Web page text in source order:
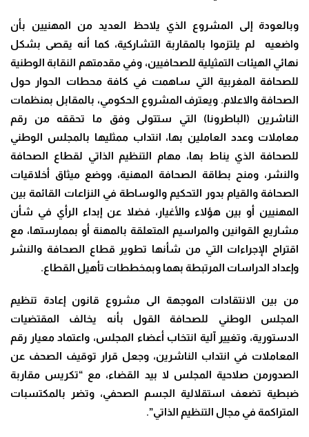
وبالعودة إلى المشروع الذي يلاحظ العديد من المهنيين بأن
واضعيه لم يلتزموا بالمقاربة التشاركية، كما أنه يقصى بشكل
نهائي الهيئات التمثيلية للصحافيين، وفي مقدمتهم النقابة الوطنية
للصحافة المغربية التي ساهمت في كافة محطات الحوار حول
الصحافة والاعلام. ويعترف المشروع الحكومي، بالمقابل بمنظمات
الناشرين (الباطرونا) التي ستتولى وفق ما تحققه من رقم
معاملات وعدد العاملين بها، انتداب ممثليها بالمجلس الوطني
للصحافة الذي يناط بها، مهام التنظيم الذاتي لقطاع الصحافة
والنشر، ومنح بطاقة الصحافة المهنية، ووضع ميثاق أخلاقيات
الصحافة والقيام بدور التحكيم والوساطة في النزاعات القائمة بين
المهنيين أو بين هؤلاء والأغيار، فضلا عن إبداء الرأي في شأن
مشاريع القوانين والمراسيم المتعلقة بالمهنة أو بممارستها، مع
اقتراح الإجراءات التي من شأنها تطوير قطاع الصحافة والنشر
وإعداد الدراسات المرتبطة بهما وبمخططات تأهيل القطاع.
من بين الانتقادات الموجهة الى مشروع قانون إعادة تنظيم
المجلس الوطني للصحافة القول بأنه يخالف المقتضيات
الدستورية، وتغيير آلية انتخاب أعضاء المجلس، واعتماد معيار رقم
المعاملات في انتداب الناشرين، وجعل قرار توقيف الصحف عن
الصدورمن صلاحية المجلس لا بيد القضاء، مع “تكريس مقاربة
ضبطية تضعف استقلالية الجسم الصحفي، وتضر بالمكتسبات
المتراكمة في مجال التنظيم الذاتي”.